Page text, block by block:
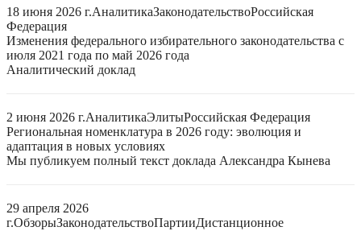
18 июня 2026 г.АналитикаЗаконодательствоРоссийская
Федерация
Изменения федерального избирательного законодательства с
июля 2021 года по май 2026 года
Аналитический доклад
2 июня 2026 г.АналитикаЭлитыРоссийская Федерация
Региональная номенклатура в 2026 году: эволюция и
адаптация в новых условиях
Мы публикуем полный текст доклада Александра Кынева
29 апреля 2026
г.ОбзорыЗаконодательствоПартииДистанционное